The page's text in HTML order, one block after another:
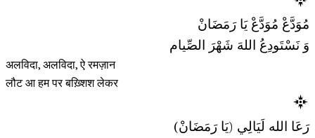
مُوَدَّعْ مُوَدَّعْ يَا رَمَضَانْ
وَ نَسْتَودِعُ اللهَ شَهْرَ الصِّيام
अलविदा, अलविदा, ऐ रमज़ान
लौट आ हम पर बख़्शिश लेकर
رَعَا الله لَيَالِي (يَا رَمَضَانْ)